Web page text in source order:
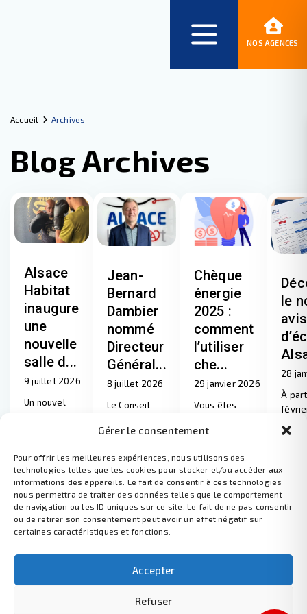
Gérer le consentement
Pour offrir les meilleures expériences, nous utilisons des
technologies telles que les cookies pour stocker et/ou accéder aux
informations des appareils. Le fait de consentir à ces technologies
nous permettra de traiter des données telles que le comportement
de navigation ou les ID uniques sur ce site. Le fait de ne pas consentir
ou de retirer son consentement peut avoir un effet négatif sur
certaines caractéristiques et fonctions.
Accepter
Refuser
NOS AGENCES
Accueil Archives
Blog Archives
Alsace
Habitat
inaugure
une
nouvelle
salle d...
9 juillet 2026
Un nouvel
ses portes à
la Meinau. Le
mardi 30
juin, Alsace
Habitat a
inauguré une
Jean-
Bernard
Dambier
nommé
Directeur
Général...
8 juillet 2026
Le Conseil
on d’Alsace
le 31 mars
désigné Jean-
Bernard
Dambier en
qualité de D
Continuer à lire
Chèque
énergie
2025 :
comment
l’utiliser
che...
29 janvier 2026
Vous êtes
du chèque
? Bonne
nouvelle :
vous pouvez
l’utiliser pour
payer vos
Continuer à lire
le
avis
28
À
place
...